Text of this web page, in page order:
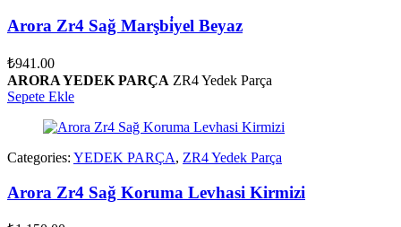
Arora Zr4 Sağ Marşbi̇yel Beyaz
₺941.00
ARORA YEDEK PARÇA ZR4 Yedek Parça
Sepete Ekle
Categories: YEDEK PARÇA, ZR4 Yedek Parça
Arora Zr4 Sağ Koruma Levhasi Kirmizi